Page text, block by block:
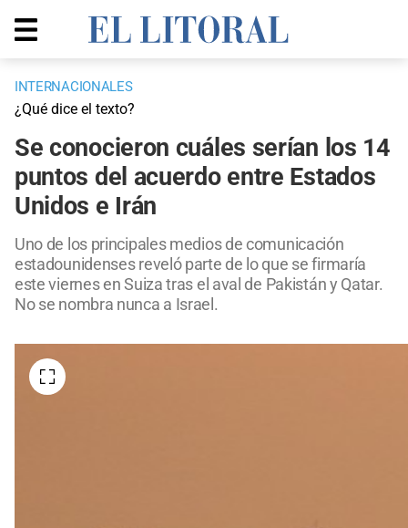
INTERNACIONALES
¿Qué dice el texto?
Se conocieron cuáles serían los 14
puntos del acuerdo entre Estados
Unidos e Irán
Uno de los principales medios de comunicación
estadounidenses reveló parte de lo que se firmaría
este viernes en Suiza tras el aval de Pakistán y Qatar.
No se nombra nunca a Israel.